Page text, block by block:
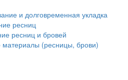
и долговременная укладка
ресниц
ресниц и бровей
материалы (ресницы, брови)